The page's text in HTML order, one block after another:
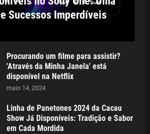
Sucessos Imperdíveis
Procurando um filme para assistir?
'Através da Minha Janela' está
disponível na Netflix
maio 14, 2024
Linha de Panetones 2024 da Cacau
Show Já Disponíveis: Tradição e Sabor
em Cada Mordida